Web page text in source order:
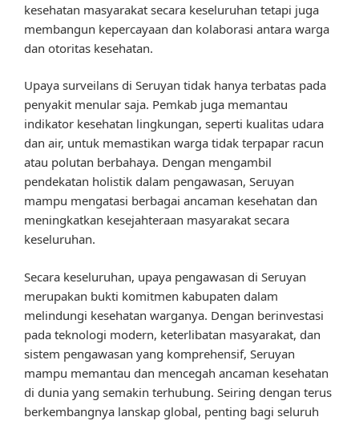
kesehatan masyarakat secara keseluruhan tetapi juga
membangun kepercayaan dan kolaborasi antara warga
dan otoritas kesehatan.
Upaya surveilans di Seruyan tidak hanya terbatas pada
penyakit menular saja. Pemkab juga memantau
indikator kesehatan lingkungan, seperti kualitas udara
dan air, untuk memastikan warga tidak terpapar racun
atau polutan berbahaya. Dengan mengambil
pendekatan holistik dalam pengawasan, Seruyan
mampu mengatasi berbagai ancaman kesehatan dan
meningkatkan kesejahteraan masyarakat secara
keseluruhan.
Secara keseluruhan, upaya pengawasan di Seruyan
merupakan bukti komitmen kabupaten dalam
melindungi kesehatan warganya. Dengan berinvestasi
pada teknologi modern, keterlibatan masyarakat, dan
sistem pengawasan yang komprehensif, Seruyan
mampu memantau dan mencegah ancaman kesehatan
di dunia yang semakin terhubung. Seiring dengan terus
berkembangnya lanskap global, penting bagi seluruh